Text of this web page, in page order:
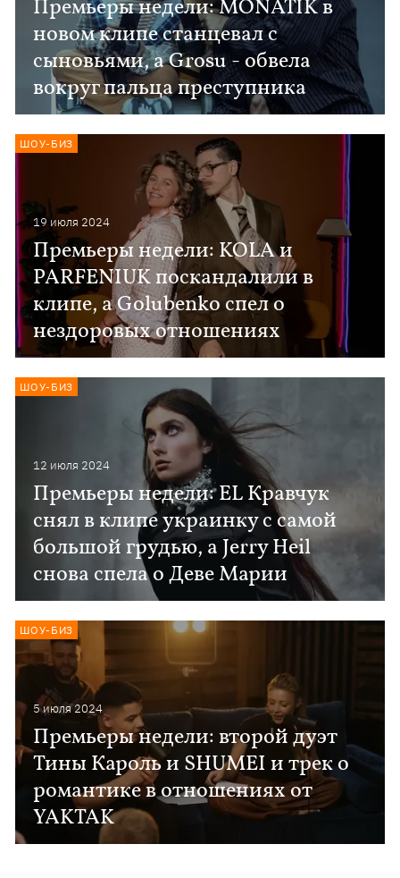
Премьеры недели: MONATIK в
новом клипе станцевал с
сыновьями, а Grosu - обвела
вокруг пальца преступника
19 июля 2024
Премьеры недели: KOLA и
PARFENIUK поскандалили в
клипе, а Golubenko спел о
нездоровых отношениях
ШОУ-БИЗ
12 июля 2024
Премьеры недели: EL Кравчук
снял в клипе украинку с самой
большой грудью, а Jerry Heil
снова спела о Деве Марии
ШОУ-БИЗ
5 июля 2024
Премьеры недели: второй дуэт
Тины Кароль и SHUMEI и трек о
романтике в отношениях от
YAKTAK
ШОУ-БИЗ